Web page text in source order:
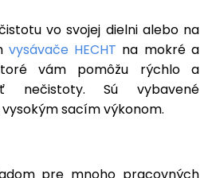
vo svojej dielni alebo na
vysávače HECHT na mokré a
vám pomôžu rýchlo a
nečistoty. Sú vybavené
sacím výkonom.